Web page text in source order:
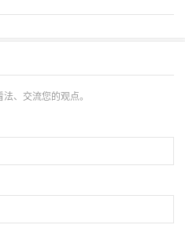
、交流您的观点。